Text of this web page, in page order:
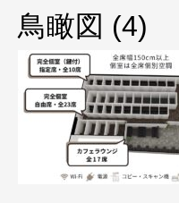
鳥瞰図 (4)